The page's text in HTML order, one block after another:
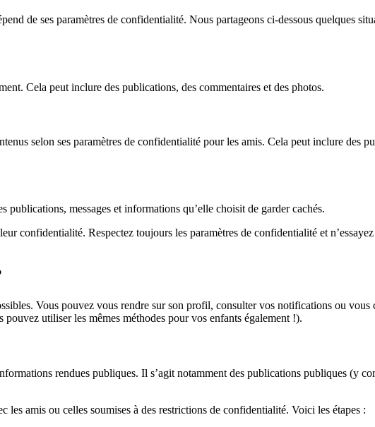
de ses paramètres de confidentialité. Nous partageons ci-dessous quelques
Cela peut inclure des publications, des commentaires et des photos.
selon ses paramètres de confidentialité pour les amis. Cela peut inclure des
messages et informations qu’elle choisit de garder cachés.
confidentialité. Respectez toujours les paramètres de confidentialité et
Vous pouvez vous rendre sur son profil, consulter vos notifications ou
utiliser les mêmes méthodes pour vos enfants également !).
rendues publiques. Il s’agit notamment des publications publiques (y
amis ou celles soumises à des restrictions de confidentialité. Voici les étapes :